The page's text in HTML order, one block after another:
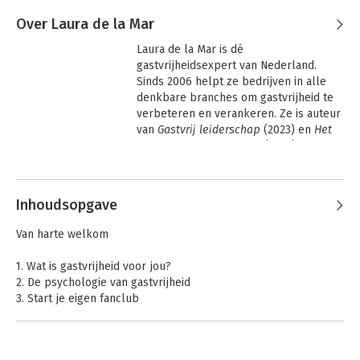
Over Laura de la Mar
Laura de la Mar is dé
gastvrijheidsexpert van Nederland.
Sinds 2006 helpt ze bedrijven in alle
denkbare branches om gastvrijheid te
verbeteren en verankeren. Ze is auteur
van Gastvrij leiderschap (2023) en Het
is directeur van Gastvrijheid in Bedrijf
trainer, adviseur en (keynote)spreker.
Andere boeken door Laura de la
Mar
Inhoudsopgave
Van harte welkom
1. Wat is gastvrijheid voor jou?
2. De psychologie van gastvrijheid
3. Start je eigen fanclub